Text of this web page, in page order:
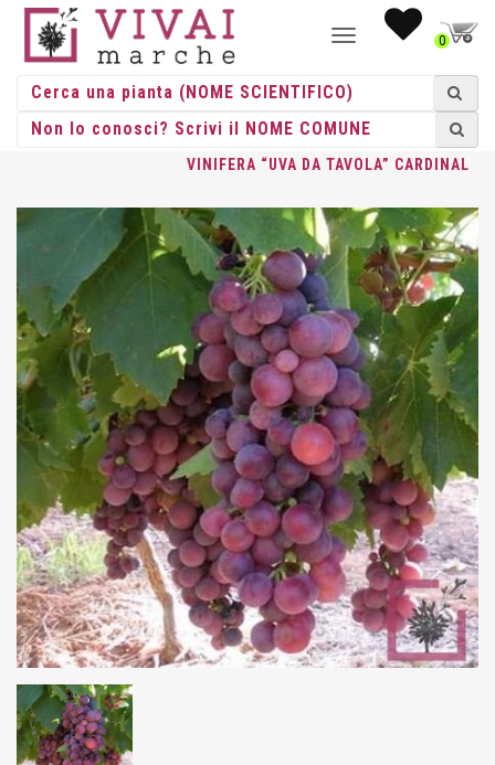
NAVIGAZIONE0
HOME/RAMPICANTI/ RAMPICANTI VASO / / VITIS
VINIFERA “UVA DA TAVOLA” CARDINAL